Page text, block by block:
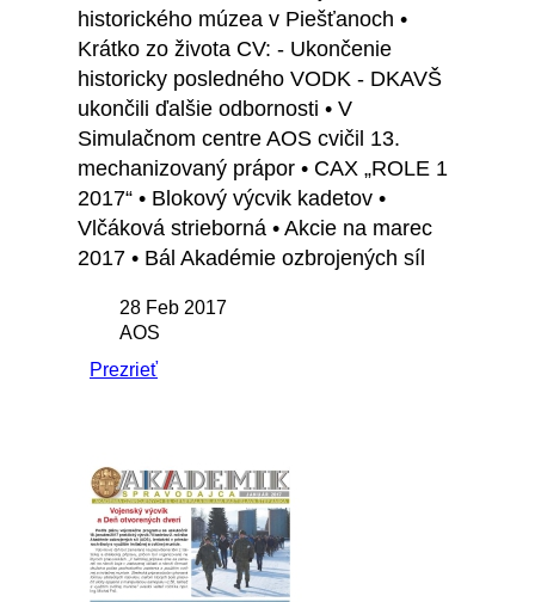
historického múzea v Piešťanoch •
Krátko zo života CV: - Ukončenie
historicky posledného VODK - DKAVŠ
ukončili ďalšie odbornosti • V
Simulačnom centre AOS cvičil 13.
mechanizovaný prápor • CAX „ROLE 1
2017“ • Blokový výcvik kadetov •
Vlčáková strieborná • Akcie na marec
2017 • Bál Akadémie ozbrojených síl
28 Feb 2017
AOS
Prezrieť